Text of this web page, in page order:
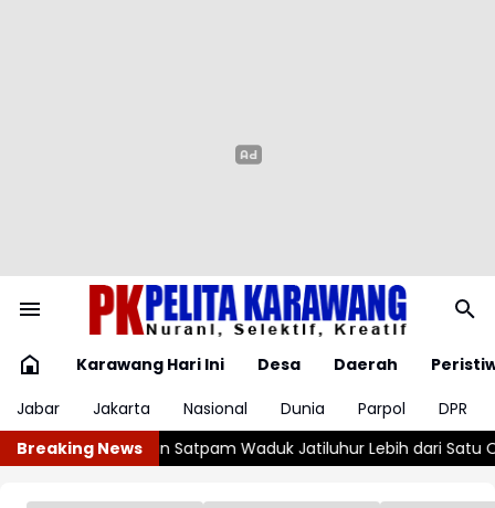
Karawang Hari Ini Desa Daerah
Jabar
Jakarta Nasional Dunia Parpol
DPR
Breaking News
Jatiluhur Lebih dari Satu Orang Polda Jabar Razia Tempat